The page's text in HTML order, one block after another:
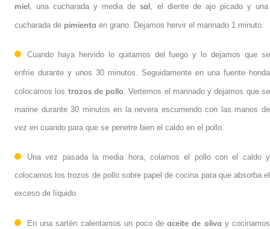
miel, una cucharada y media desal, el diente de ajo picado y una
cucharada de pimienta en grano. Dejamos hervir el marinado 1 minuto.
Cuando haya hervido lo quitamos del fuego y lo dejamos que se
enfríe durante y unos 30 minutos. Seguidamente en una fuente honda
colocamos los trozos de pollo. Vertemos el marinado y dejamos que se
marine durante 30 minutos en la nevera escurriendo con las manos de
vez en cuando para que se penetre bien el caldo en el pollo.
Una vez pasada la media hora, colamos el pollo con el caldo y
colocamos los trozos de pollo sobre papel de cocina para que absorba el
exceso de líquido.
En una sartén calentamos un poco deaceite de oliva y cocinamos